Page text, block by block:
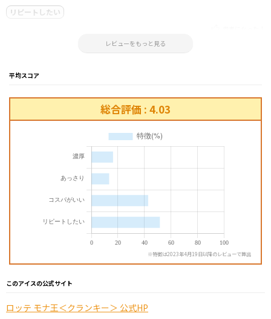
リピートしたい
レビューをもっと見る
平均スコア
総合評価 : 4.03
※特徴は2023年4月19日以降のレビューで算出
このアイスの公式サイト
ロッテ モナ王＜クランキー＞ 公式HP